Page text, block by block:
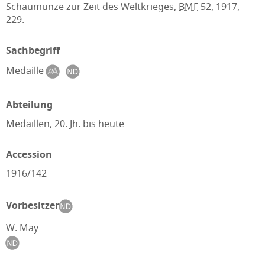
Schaumünze zur Zeit des Weltkrieges, BMF 52, 1917,
229.
Sachbegriff
Medaille
Abteilung
Medaillen, 20. Jh. bis heute
Accession
1916/142
Vorbesitzer
W. May